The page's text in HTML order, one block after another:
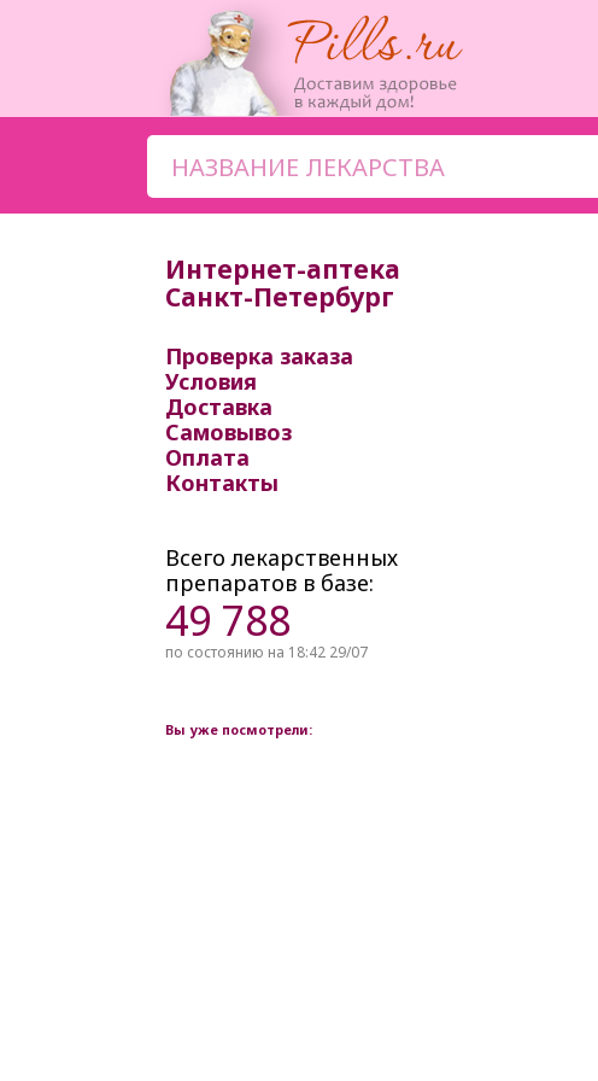
Интернет-аптека
Санкт-Петербург
Проверка заказа
Условия
Доставка
Самовывоз
Оплата
Контакты
Всего лекарственных
препаратов в базе:
49 788
по состоянию на 18:42 29/07
Вы уже посмотрели: